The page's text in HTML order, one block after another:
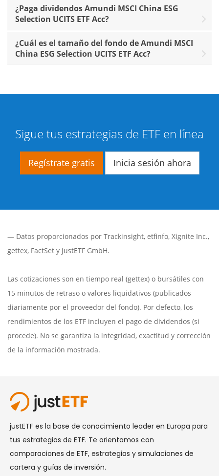
¿Paga dividendos Amundi MSCI China ESG
Selection UCITS ETF Acc?
¿Cuál es el tamaño del fondo de Amundi MSCI
China ESG Selection UCITS ETF Acc?
Sigue tus estrategias de ETF en línea
Regístrate gratis Inicia sesión ahora
— Datos proporcionados por Trackinsight, etfinfo, Xignite Inc.,
gettex, FactSet y justETF GmbH.
Las cotizaciones son en tiempo real (gettex) o bursátiles con
15 minutos de retraso o valores liquidativos (publicados
diariamente por el proveedor del fondo). Por defecto, los
rendimientos de los ETF incluyen el pago de dividendos (si
procede). No se garantiza la integridad, exactitud y corrección
de la información mostrada.